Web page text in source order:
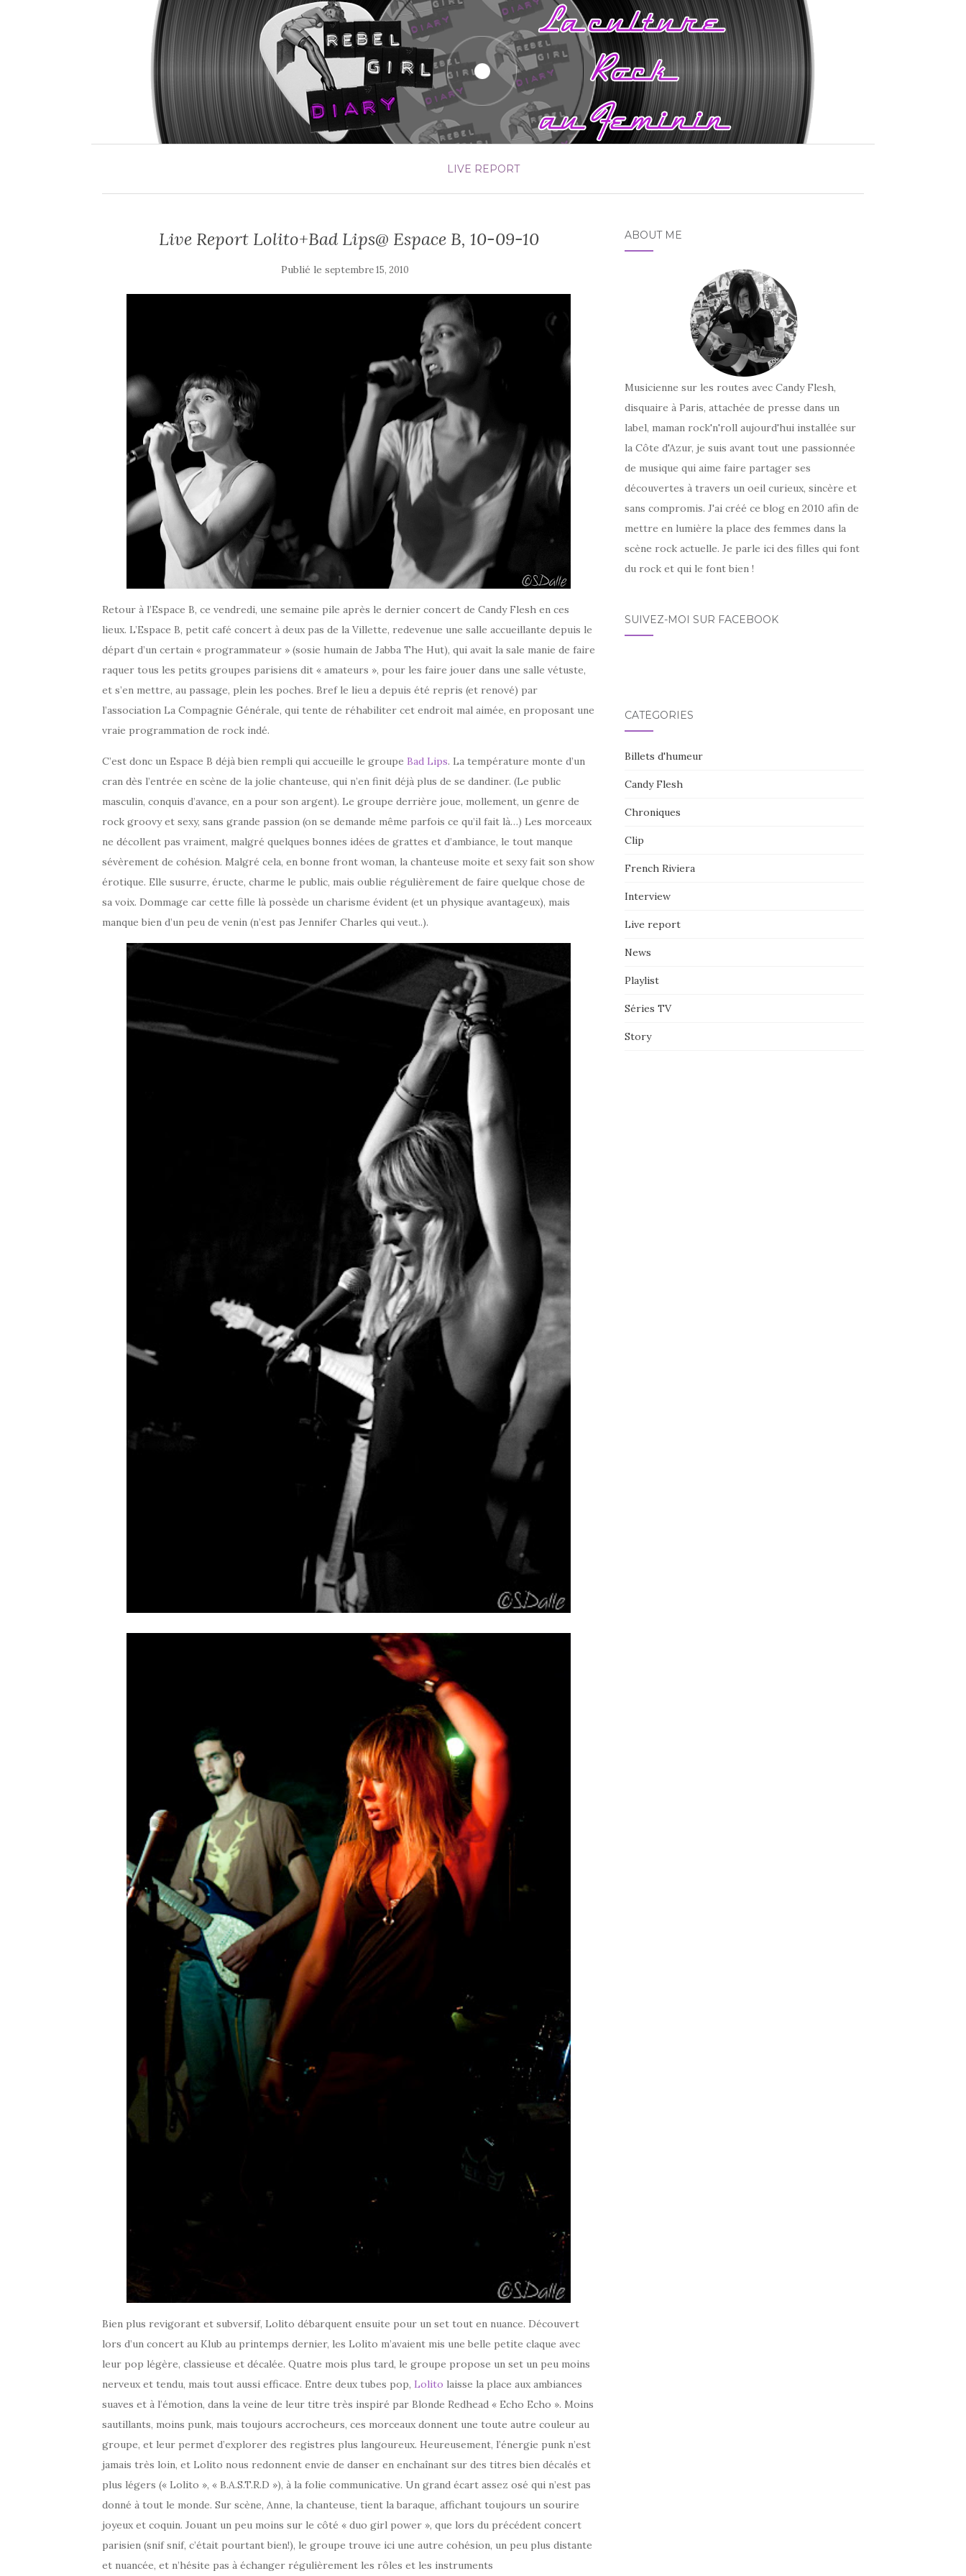
LIVE REPORT
Live Report Lolito+Bad Lips@ Espace B, 10-09-10
Publié leseptembre 15, 2010
Retour à l’Espace B, ce vendredi, une semaine pile après le dernier concert de Candy Flesh en ces
lieux. L’Espace B, petit café concert à deux pas de la Villette, redevenue une salle accueillante depuis le
départ d’un certain « programmateur » (sosie humain de Jabba The Hut), qui avait la sale manie de faire
raquer tous les petits groupes parisiens dit « amateurs », pour les faire jouer dans une salle vétuste,
et s’en mettre, au passage, plein les poches. Bref le lieu a depuis été repris (et renové) par
l’association La Compagnie Générale, qui tente de réhabiliter cet endroit mal aimée, en proposant une
vraie programmation de rock indé.
C’est donc un Espace B déjà bien rempli qui accueille le groupe Bad Lips. La température monte d’un
cran dès l’entrée en scène de la jolie chanteuse, qui n’en finit déjà plus de se dandiner. (Le public
masculin, conquis d’avance, en a pour son argent). Le groupe derrière joue, mollement, un genre de
rock groovy et sexy, sans grande passion (on se demande même parfois ce qu’il fait là…) Les morceaux
ne décollent pas vraiment, malgré quelques bonnes idées de grattes et d’ambiance, le tout manque
sévèrement de cohésion. Malgré cela, en bonne front woman, la chanteuse moite et sexy fait son show
érotique. Elle susurre, éructe, charme le public, mais oublie régulièrement de faire quelque chose de
sa voix. Dommage car cette fille là possède un charisme évident (et un physique avantageux), mais
manque bien d’un peu de venin (n’est pas Jennifer Charles qui veut..).
Bien plus revigorant et subversif, Lolito débarquent ensuite pour un set tout en nuance. Découvert
lors d’un concert au Klub au printemps dernier, les Lolito m’avaient mis une belle petite claque avec
leur pop légère, classieuse et décalée. Quatre mois plus tard, le groupe propose un set un peu moins
nerveux et tendu, mais tout aussi efficace. Entre deux tubes pop, Lolito laisse la place aux ambiances
suaves et à l’émotion, dans la veine de leur titre très inspiré par Blonde Redhead « Echo Echo ». Moins
sautillants, moins punk, mais toujours accrocheurs, ces morceaux donnent une toute autre couleur au
groupe, et leur permet d’explorer des registres plus langoureux. Heureusement, l’énergie punk n’est
jamais très loin, et Lolito nous redonnent envie de danser en enchaînant sur des titres bien décalés et
plus légers (« Lolito », « B.A.S.T.R.D »), à la folie communicative. Un grand écart assez osé qui n’est pas
donné à tout le monde. Sur scène, Anne, la chanteuse, tient la baraque, affichant toujours un sourire
joyeux et coquin. Jouant un peu moins sur le côté « duo girl power », que lors du précédent concert
parisien (snif snif, c’était pourtant bien!), le groupe trouve ici une autre cohésion, un peu plus distante
et nuancée, et n’hésite pas à échanger régulièrement les rôles et les instruments
ABOUT ME
Musicienne sur les routes avec Candy Flesh,
disquaire à Paris, attachée de presse dans un
label, maman rock'n'roll aujourd'hui installée sur
la Côte d'Azur, je suis avant tout une passionnée
de musique qui aime faire partager ses
découvertes à travers un oeil curieux, sincère et
sans compromis. J'ai créé ce blog en 2010 afin de
mettre en lumière la place des femmes dans la
scène rock actuelle. Je parle ici des filles qui font
du rock et qui le font bien !
SUIVEZ-MOI SUR FACEBOOK
CATÉGORIES
Billets d'humeur
Candy Flesh
Chroniques
Clip
French Riviera
Interview
Live report
News
Playlist
Séries TV
Story